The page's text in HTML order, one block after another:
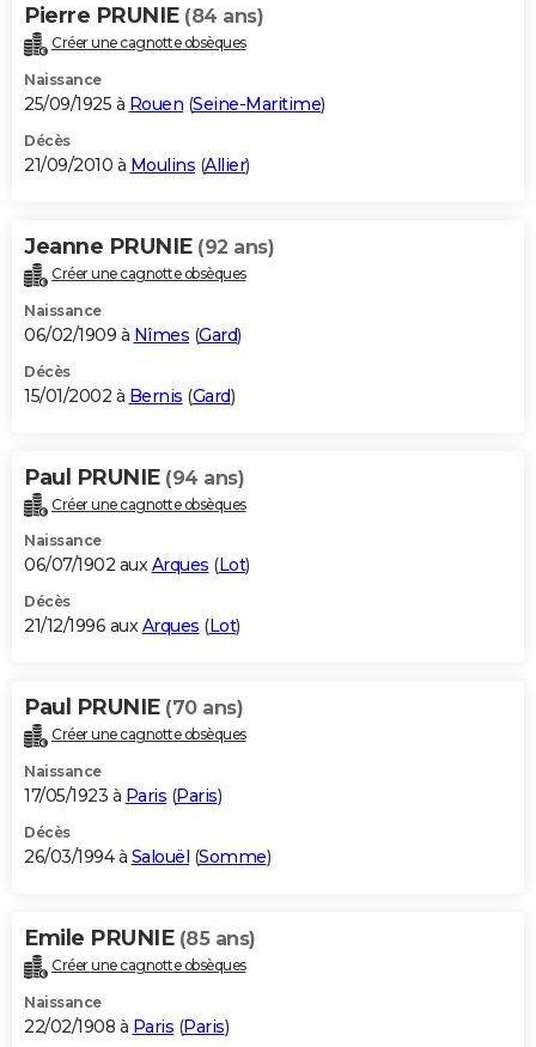
Bricolage
Lifestyle
Culture
Sport
Auto
Television
Voyage
Cinema
Pierre PRUNIE (84 ans)
Créer une cagnotte obsèques
Naissance
25/09/1925 à Rouen (Seine-Maritime)
Décès
21/09/2010 à Moulins (Allier)
Jeanne PRUNIE (92 ans)
Créer une cagnotte obsèques
Naissance
06/02/1909 à Nîmes (Gard)
Décès
15/01/2002 à Bernis (Gard)
Paul PRUNIE (94 ans)
Créer une cagnotte obsèques
Naissance
06/07/1902 auxArques (Lot)
Décès
21/12/1996 auxArques (Lot)
Paul PRUNIE (70 ans)
Créer une cagnotte obsèques
Naissance
17/05/1923 à Paris (Paris)
Décès
26/03/1994 à Salouël (Somme)
Emile PRUNIE (85 ans)
Créer une cagnotte obsèques
Naissance
22/02/1908 à Paris (Paris)